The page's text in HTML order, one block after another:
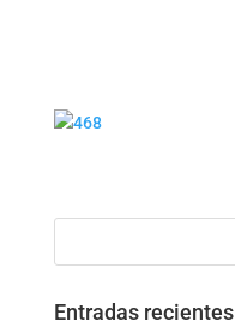
Entradas recientes